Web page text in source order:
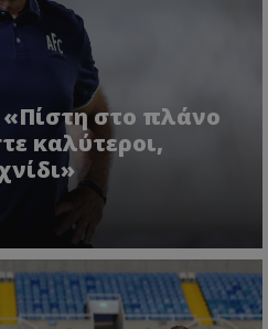
στο πλάνο
καλύτεροι,